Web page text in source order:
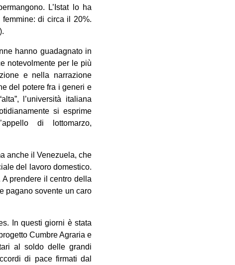
L’Istat lo ha
di circa il 20%.
hanno guadagnato in
notevolmente per le più
e nella narrazione
del potere fra i generi e
l’università italiana
si esprime
di lottomarzo,
anche il Venezuela, che
del lavoro domestico.
prendere il centro della
pagano sovente un caro
In questi giorni è stata
Cumbre Agraria e
al soldo delle grandi
di pace firmati dal